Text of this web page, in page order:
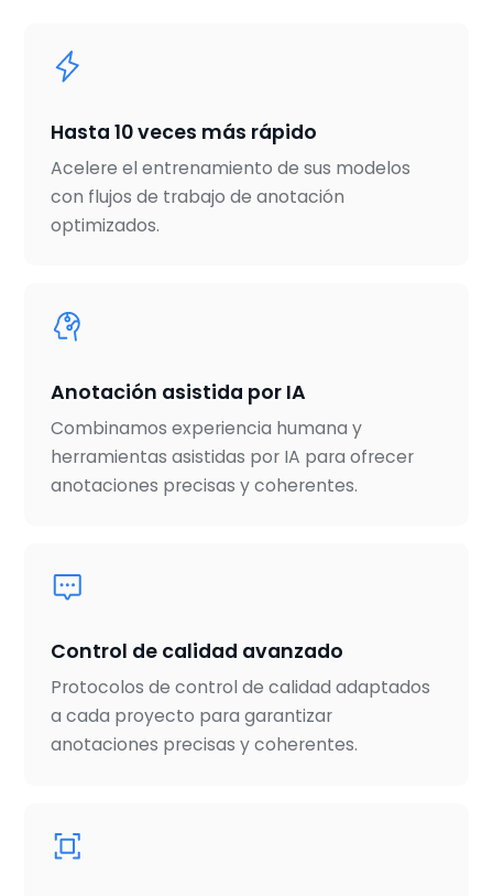
Hasta 10 veces más rápido
Acelere el entrenamiento de sus modelos
con flujos de trabajo de anotación
optimizados.
Anotación asistida por IA
Combinamos experiencia humana y
herramientas asistidas por IA para ofrecer
anotaciones precisas y coherentes.
Control de calidad avanzado
Protocolos de control de calidad adaptados
a cada proyecto para garantizar
anotaciones precisas y coherentes.